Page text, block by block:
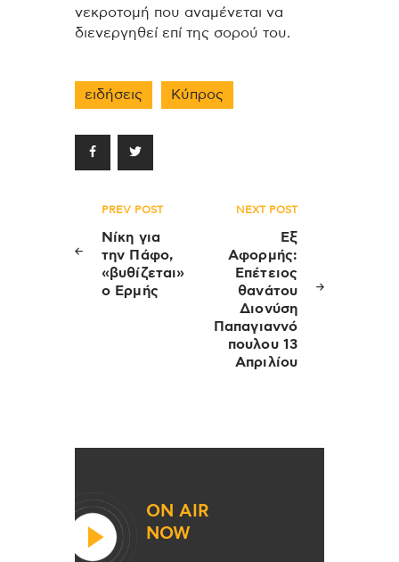
νεκροτομή που αναμένεται να
διενεργηθεί επί της σορού του.
ειδήσεις Κύπρος
Πλοήγηση
άρθρων
PREV POST
Νίκη για
την Πάφο,
«βυθίζεται»
ο Ερμής
NEXT POST
Εξ
Αφορμής:
Επέτειος
θανάτου
Διονύση
Παπαγιαννό
πουλου 13
Απριλίου
ON AIR
NOW